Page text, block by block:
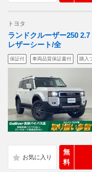
トヨタ
ランドクルーザー250
レザーシート/全
保証付 車両品質保証書付 購入
無
料